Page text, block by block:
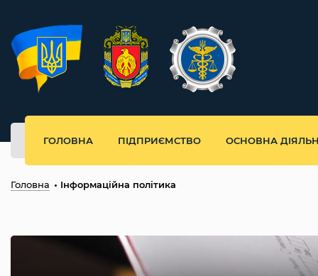
ГОЛОВНА ПІДПРИЄМСТВО ОСНОВНА
Головна Інформаційна політика